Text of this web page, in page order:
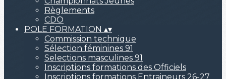
Règlements
CDO
POLE FORMATION ▴▾
Commission technique
Sélection féminines 91
Selections masculines 91
Inscriptions formations des Officiels
Inscriptions formations Entraineurs 26-27